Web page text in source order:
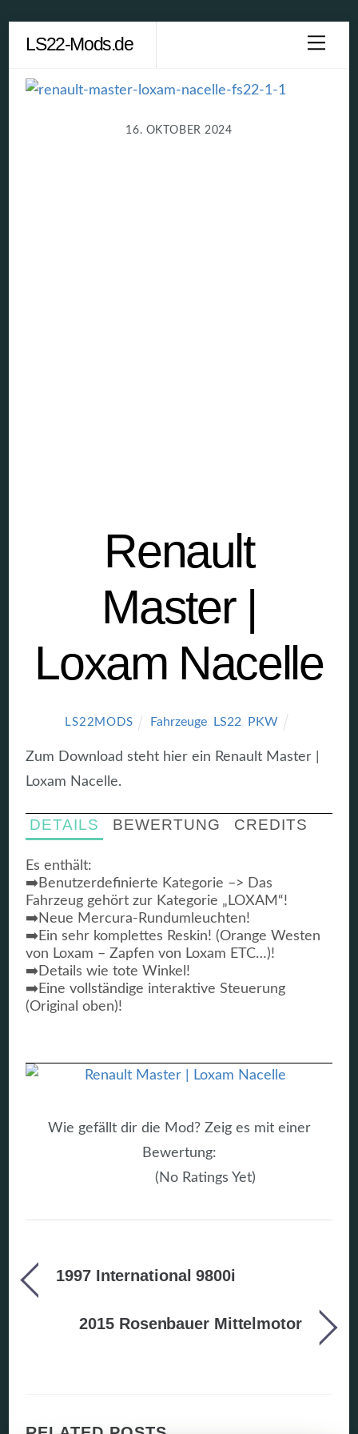
content
LS22-Mods.de
16. OKTOBER 2024
Renault
Master |
Loxam Nacelle
LS22MODS Fahrzeuge, LS22 PKW
Zum Download steht hier ein Renault Master |
Loxam Nacelle.
DETAILS BEWERTUNG CREDITS
Es enthält:
➡️Benutzerdefinierte Kategorie –> Das
Fahrzeug gehört zur Kategorie „LOXAM“!
➡️Neue Mercura-Rundumleuchten!
➡️Ein sehr komplettes Reskin! (Orange Westen
von Loxam – Zapfen von Loxam ETC…)!
➡️Details wie tote Winkel!
➡️Eine vollständige interaktive Steuerung
(Original oben)!
Wie gefällt dir die Mod? Zeig es mit einer
Bewertung:
(No Ratings Yet)
1997 International 9800i
2015 Rosenbauer Mittelmotor